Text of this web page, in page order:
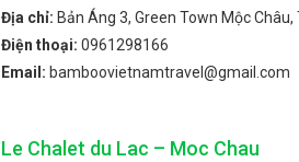
Địa chỉ: Bản Áng 3, Green Town Mộc
Điện thoại:0961298166
Email: bamboovietnamtravel@gmail.com
Le Chalet du Lac – Moc Chau